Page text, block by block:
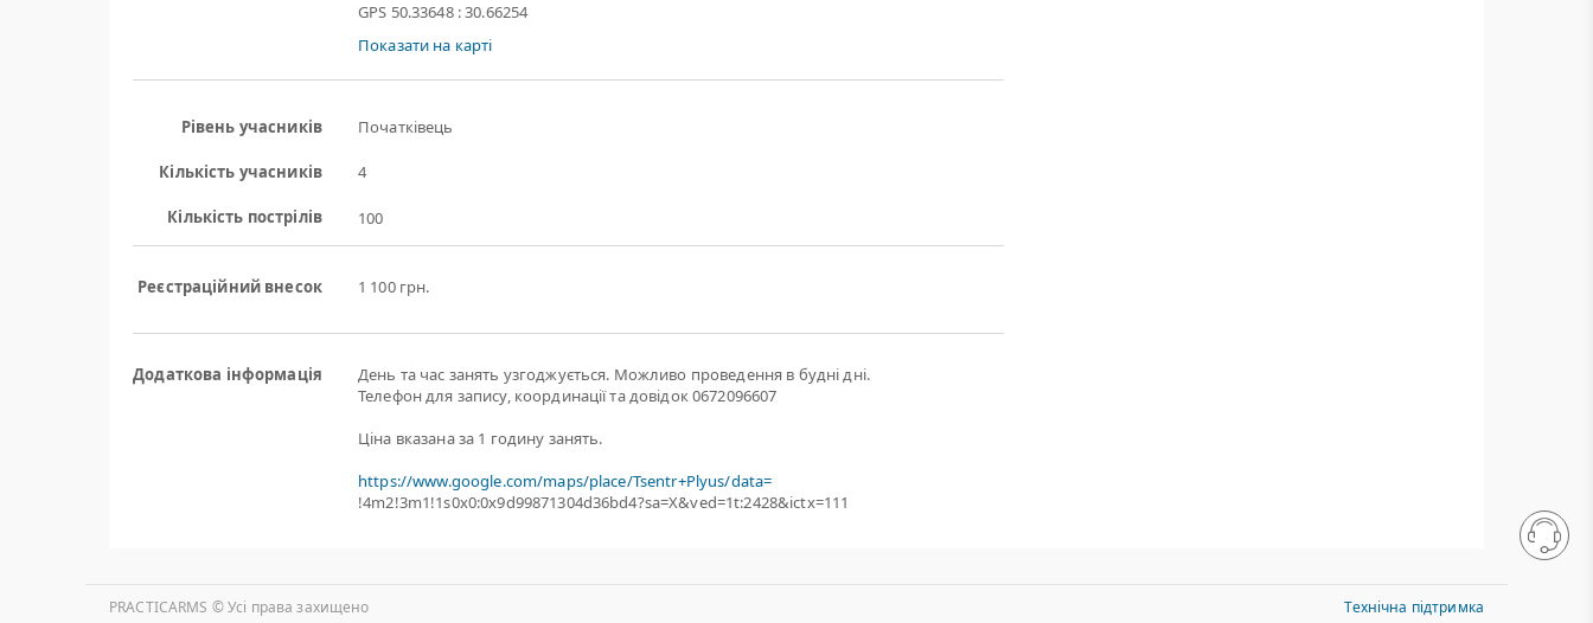
GPS 50.33648 : 30.66254
Показати на карті
Рівень учасників Початківець
Кількість учасників 4
Кількість пострілів 100
Реєстраційний внесок 1 100 грн.
Додаткова інформація
День та час занять узгоджується. Можливо проведення в будні дні.
Телефон для запису, координації та довідок 0672096607
Ціна вказана за 1 годину занять.
https://www.google.com/maps/place/Tsentr+Plyus/data=
!4m2!3m1!1s0x0:0x9d99871304d36bd4?sa=X&ved=1t:2428&ictx=111
PRACTICARMS © Уcі права захищено Технічна підтримка